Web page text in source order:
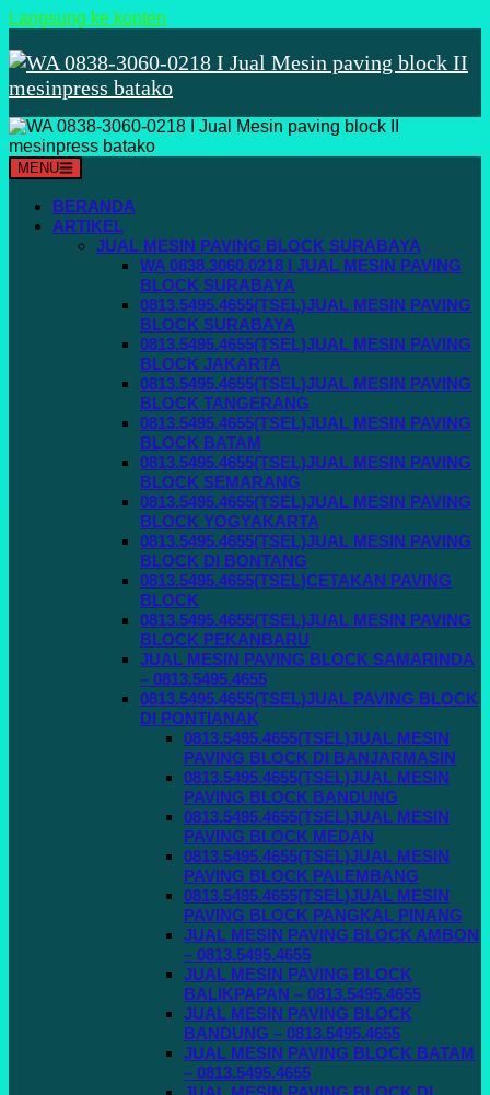
Langsung ke konten
MENU
BERANDA
ARTIKEL
JUAL MESIN PAVING BLOCK SURABAYA
WA 0838.3060.0218 I JUAL MESIN PAVING
BLOCK SURABAYA
0813.5495.4655(TSEL)JUAL MESIN PAVING
BLOCK SURABAYA
0813.5495.4655(TSEL)JUAL MESIN PAVING
BLOCK JAKARTA
0813.5495.4655(TSEL)JUAL MESIN PAVING
BLOCK TANGERANG
0813.5495.4655(TSEL)JUAL MESIN PAVING
BLOCK BATAM
0813.5495.4655(TSEL)JUAL MESIN PAVING
BLOCK SEMARANG
0813.5495.4655(TSEL)JUAL MESIN PAVING
BLOCK YOGYAKARTA
0813.5495.4655(TSEL)JUAL MESIN PAVING
BLOCK DI BONTANG
0813.5495.4655(TSEL)CETAKAN PAVING
BLOCK
0813.5495.4655(TSEL)JUAL MESIN PAVING
BLOCK PEKANBARU
JUAL MESIN PAVING BLOCK SAMARINDA
– 0813.5495.4655
0813.5495.4655(TSEL)JUAL PAVING BLOCK
DI PONTIANAK
0813.5495.4655(TSEL)JUAL MESIN
PAVING BLOCK DI BANJARMASIN
0813.5495.4655(TSEL)JUAL MESIN
PAVING BLOCK BANDUNG
0813.5495.4655(TSEL)JUAL MESIN
PAVING BLOCK MEDAN
0813.5495.4655(TSEL)JUAL MESIN
PAVING BLOCK PALEMBANG
0813.5495.4655(TSEL)JUAL MESIN
PAVING BLOCK PANGKAL PINANG
JUAL MESIN PAVING BLOCK AMBON
– 0813.5495.4655
JUAL MESIN PAVING BLOCK
BALIKPAPAN – 0813.5495.4655
JUAL MESIN PAVING BLOCK
BANDUNG – 0813.5495.4655
JUAL MESIN PAVING BLOCK BATAM
– 0813.5495.4655